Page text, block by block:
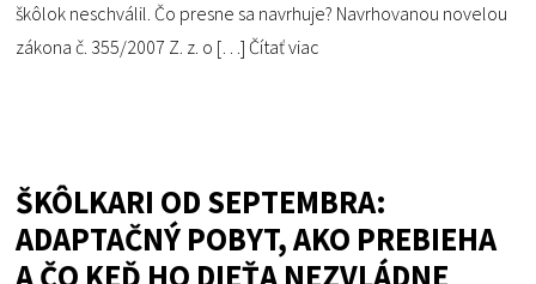
škôlok neschválil. Čo presne sa navrhuje? Navrhovanou novelou
zákona č. 355/2007 Z. z. o […]Čítať viac
ŠKÔLKARI OD SEPTEMBRA:
ADAPTAČNÝ POBYT, AKO PREBIEHA